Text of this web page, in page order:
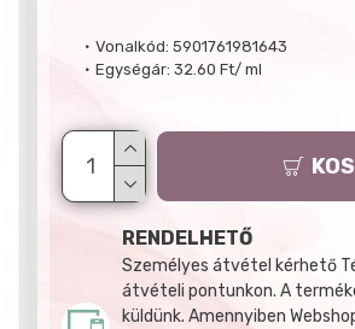
Vonalkód: 5901761981643
Egységár: 32.60 Ft/ ml
RENDELHETŐ
Személyes átvétel kérhető
átvételi pontunkon. A
küldünk. Amennyiben